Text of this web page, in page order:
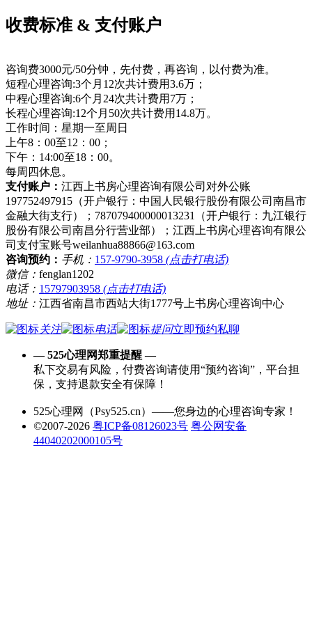
收费标准 & 支付账户
咨询费3000元/50分钟，先付费，再咨询，以付费为准。
短程心理咨询:3个月12次共计费用3.6万；
中程心理咨询:6个月24次共计费用7万；
长程心理咨询:12个月50次共计费用14.8万。
工作时间：星期一至周日
上午8：00至12：00；
下午：14:00至18：00。
每周四休息。
支付账户： 江西上书房心理咨询有限公司对外公账
197752497915（开户银行：中国人民银行股份有限公司南昌市
金融大街支行）；787079400000013231（开户银行：九江银行
股份有限公司南昌分行营业部）；江西上书房心理咨询有限公
司支付宝账号weilanhua88866@163.com
咨询预约： 手机： 157-9790-3958 (点击打电话)
微信： fenglan1202
电话： 15797903958 (点击打电话)
地址： 江西省南昌市西站大街1777号上书房心理咨询中心
关注 电话 提问立即预约私聊
— 525心理网郑重提醒 —
私下交易有风险，付费咨询请使用“预约咨询”，平台担
保，支持退款安全有保障！
525心理网（Psy525.cn）——您身边的心理咨询专家！
©2007-2026 粤ICP备08126023号 粤公网安备
44040202000105号